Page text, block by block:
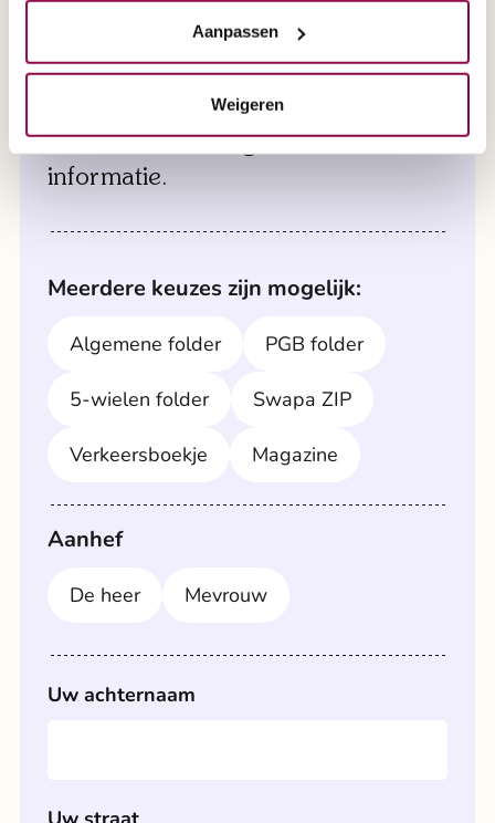
Aanpassen
Weigeren
alles klaarstaat voor een grondige test.
Maak direct een afspraak via 0800 2020 of
afspraak aan huis'.
Een brochure aanvragen?
Selecteer hier de gewenste
informatie.
Meerdere keuzes zijn mogelijk:
Algemene folder PGB folder
5-wielen folder Swapa ZIP
Verkeersboekje Magazine
Aanhef
De heer Mevrouw
Uw achternaam